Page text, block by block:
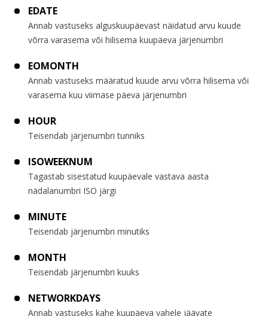
EDATE
Annab vastuseks alguskuupäevast näidatud arvu kuude
võrra varasema või hilisema kuupäeva järjenumbri
EOMONTH
Annab vastuseks määratud kuude arvu võrra hilisema või
varasema kuu viimase päeva järjenumbri
HOUR
Teisendab järjenumbri tunniks
ISOWEEKNUM
Tagastab sisestatud kuupäevale vastava aasta
nädalanumbri ISO järgi
MINUTE
Teisendab järjenumbri minutiks
MONTH
Teisendab järjenumbri kuuks
NETWORKDAYS
Annab vastuseks kahe kuupäeva vahele jäävate